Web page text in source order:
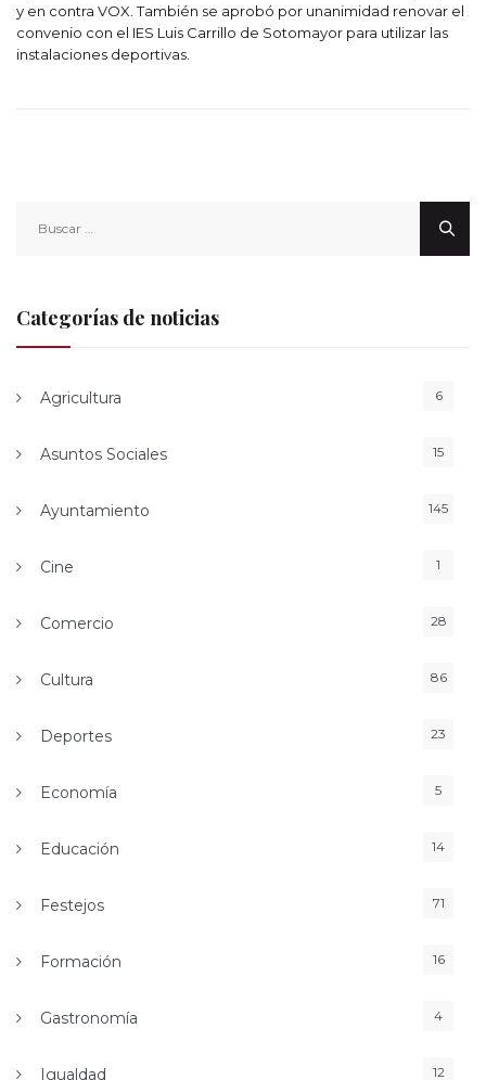
y en contra VOX. También se aprobó por unanimidad renovar el
convenio con el IES Luis Carrillo de Sotomayor para utilizar las
instalaciones deportivas.
Categorías de noticias
Agricultura 6
Asuntos Sociales 15
Ayuntamiento 145
Cine 1
Comercio 28
Cultura 86
Deportes 23
Economía 5
Educación 14
Festejos 71
Formación 16
Gastronomía 4
Igualdad 12